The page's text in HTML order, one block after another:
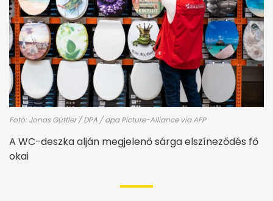
Fotó: Jonas Güttler / DPA / dpa Picture-Alliance via AFP
A WC-deszka alján megjelenő sárga elszíneződés fő
okai